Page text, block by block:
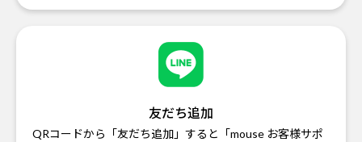
友だち追加
QRコードから「友だち追加」すると「mouse お客様サポ